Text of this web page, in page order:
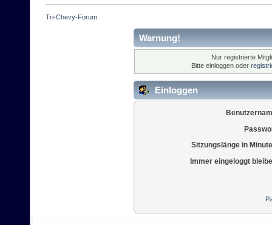
Tri-Chevy-Forum
Warnung!
Nur registrierte
Bitte einloggen oder
Einloggen
Sitzungslänge in
Immer eingeloggt